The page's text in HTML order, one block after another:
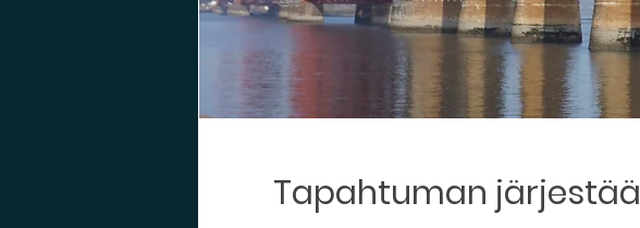
Tapahtuman järjestää